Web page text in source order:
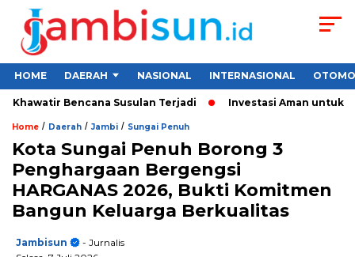
HOME DAERAH NASIONAL INTERNASIONAL
Bencana Susulan Terjadi Investasi Aman untuk Pemula
Home / Daerah / Jambi / Sungai Penuh
Kota Sungai Penuh Borong 3
Penghargaan Bergengsi
HARGANAS 2026, Bukti Komitmen
Bangun Keluarga Berkualitas
Jambisun
- Jurnalis